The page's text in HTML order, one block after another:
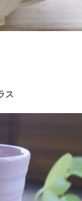
、入荷しました♪
囲んで手作りを
ス